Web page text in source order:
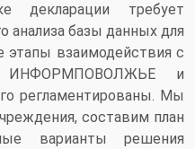
декларации требует
анализа базы данных для
этапы взаимодействия с
ИНФОРМПОВОЛЖЬЕ и
регламентированы. Мы
составим план
варианты решения